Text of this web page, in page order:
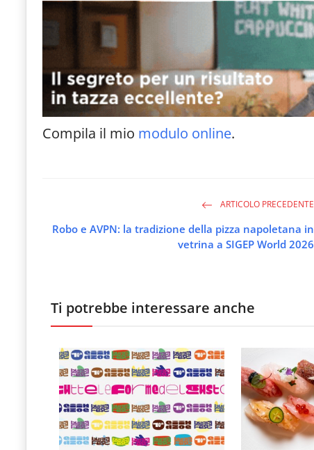
Compila il mio modulo online.
ARTICOLO PRECEDENTE
Robo e AVPN: la tradizione della pizza napoletana in
vetrina a SIGEP World 2026
Ti potrebbe interessare anche